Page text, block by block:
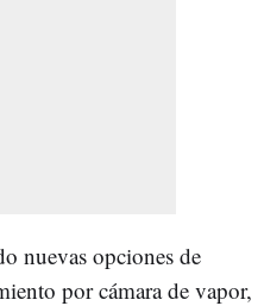
nuevas opciones de
por cámara de vapor,